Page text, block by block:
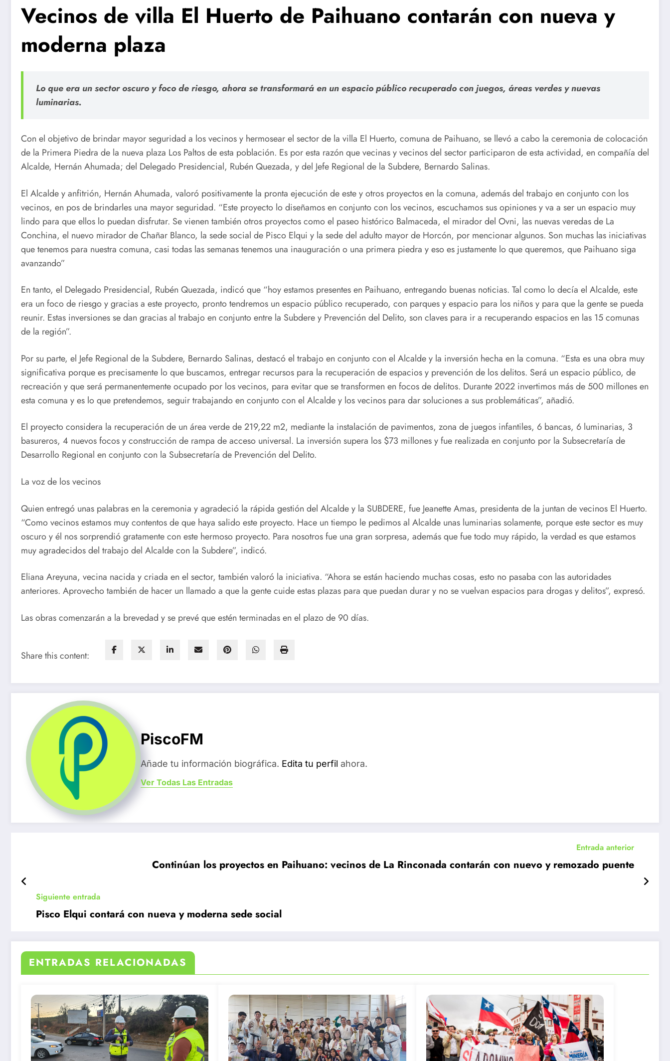
Vecinos de villa El Huerto de Paihuano contarán con nueva y
moderna plaza
Lo que era un sector oscuro y foco de riesgo, ahora se transformará en un espacio público recuperado con juegos, áreas verdes y nuevas
luminarias.
Con el objetivo de brindar mayor seguridad a los vecinos y hermosear el sector de la villa El Huerto, comuna de Paihuano, se llevó a cabo la ceremonia de colocación
de la Primera Piedra de la nueva plaza Los Paltos de esta población. Es por esta razón que vecinas y vecinos del sector participaron de esta actividad, en compañía del
Alcalde, Hernán Ahumada; del Delegado Presidencial, Rubén Quezada, y del Jefe Regional de la Subdere, Bernardo Salinas.
El Alcalde y anfitrión, Hernán Ahumada, valoró positivamente la pronta ejecución de este y otros proyectos en la comuna, además del trabajo en conjunto con los
vecinos, en pos de brindarles una mayor seguridad. “Este proyecto lo diseñamos en conjunto con los vecinos, escuchamos sus opiniones y va a ser un espacio muy
lindo para que ellos lo puedan disfrutar. Se vienen también otros proyectos como el paseo histórico Balmaceda, el mirador del Ovni, las nuevas veredas de La
Conchina, el nuevo mirador de Chañar Blanco, la sede social de Pisco Elqui y la sede del adulto mayor de Horcón, por mencionar algunos. Son muchas las iniciativas
que tenemos para nuestra comuna, casi todas las semanas tenemos una inauguración o una primera piedra y eso es justamente lo que queremos, que Paihuano siga
avanzando”
En tanto, el Delegado Presidencial, Rubén Quezada, indicó que “hoy estamos presentes en Paihuano, entregando buenas noticias. Tal como lo decía el Alcalde, este
era un foco de riesgo y gracias a este proyecto, pronto tendremos un espacio público recuperado, con parques y espacio para los niños y para que la gente se pueda
reunir. Estas inversiones se dan gracias al trabajo en conjunto entre la Subdere y Prevención del Delito, son claves para ir a recuperando espacios en las 15 comunas
de la región”.
Por su parte, el Jefe Regional de la Subdere, Bernardo Salinas, destacó el trabajo en conjunto con el Alcalde y la inversión hecha en la comuna. “Esta es una obra muy
significativa porque es precisamente lo que buscamos, entregar recursos para la recuperación de espacios y prevención de los delitos. Será un espacio público, de
recreación y que será permanentemente ocupado por los vecinos, para evitar que se transformen en focos de delitos. Durante 2022 invertimos más de 500 millones en
esta comuna y es lo que pretendemos, seguir trabajando en conjunto con el Alcalde y los vecinos para dar soluciones a sus problemáticas”, añadió.
El proyecto considera la recuperación de un área verde de 219,22 m2, mediante la instalación de pavimentos, zona de juegos infantiles, 6 bancas, 6 luminarias, 3
basureros, 4 nuevos focos y construcción de rampa de acceso universal. La inversión supera los $73 millones y fue realizada en conjunto por la Subsecretaría de
Desarrollo Regional en conjunto con la Subsecretaría de Prevención del Delito.
La voz de los vecinos
Quien entregó unas palabras en la ceremonia y agradeció la rápida gestión del Alcalde y la SUBDERE, fue Jeanette Amas, presidenta de la juntan de vecinos El Huerto.
“Como vecinos estamos muy contentos de que haya salido este proyecto. Hace un tiempo le pedimos al Alcalde unas luminarias solamente, porque este sector es muy
oscuro y él nos sorprendió gratamente con este hermoso proyecto. Para nosotros fue una gran sorpresa, además que fue todo muy rápido, la verdad es que estamos
muy agradecidos del trabajo del Alcalde con la Subdere”, indicó.
Eliana Areyuna, vecina nacida y criada en el sector, también valoró la iniciativa. “Ahora se están haciendo muchas cosas, esto no pasaba con las autoridades
anteriores. Aprovecho también de hacer un llamado a que la gente cuide estas plazas para que puedan durar y no se vuelvan espacios para drogas y delitos”, expresó.
Las obras comenzarán a la brevedad y se prevé que estén terminadas en el plazo de 90 días.
Share this content:
PiscoFM
Añade tu información biográfica. Edita tu perfil ahora.
Ver Todas Las Entradas
Entrada anterior
Continúan los proyectos en Paihuano: vecinos de La Rinconada contarán con nuevo y remozado puente
Siguiente entrada
Pisco Elqui contará con nueva y moderna sede social
ENTRADAS RELACIONADAS